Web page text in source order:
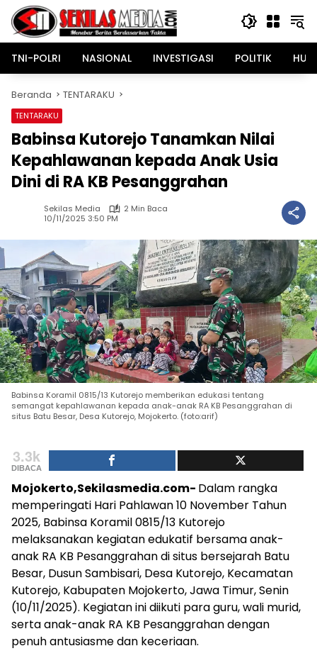
Langsung
konten
TNI-POLRI
NASIONAL INVESTIGASI POLITIK
Beranda TENTARAKU
TENTARAKU
Babinsa Kutorejo Tanamkan Nilai
Kepahlawanan kepada Anak Usia
Dini di RA KB Pesanggrahan
Sekilas Media
2 Min Baca
10/11/2025 3:50 PM
Babinsa Koramil 0815/13 Kutorejo memberikan edukasi tentang
semangat kepahlawanan kepada anak-anak RA KB Pesanggrahan di
situs Batu Besar, Desa Kutorejo, Mojokerto. (foto:arif)
3.3k
DIBACA
Mojokerto,Sekilasmedia.com- Dalam rangka
memperingati Hari Pahlawan 10 November Tahun
2025, Babinsa Koramil 0815/13 Kutorejo
melaksanakan kegiatan edukatif bersama anak-
anak RA KB Pesanggrahan di situs bersejarah Batu
Besar, Dusun Sambisari, Desa Kutorejo, Kecamatan
Kutorejo, Kabupaten Mojokerto, Jawa Timur, Senin
(10/11/2025). Kegiatan ini diikuti para guru, wali murid,
serta anak-anak RA KB Pesanggrahan dengan
penuh antusiasme dan keceriaan.